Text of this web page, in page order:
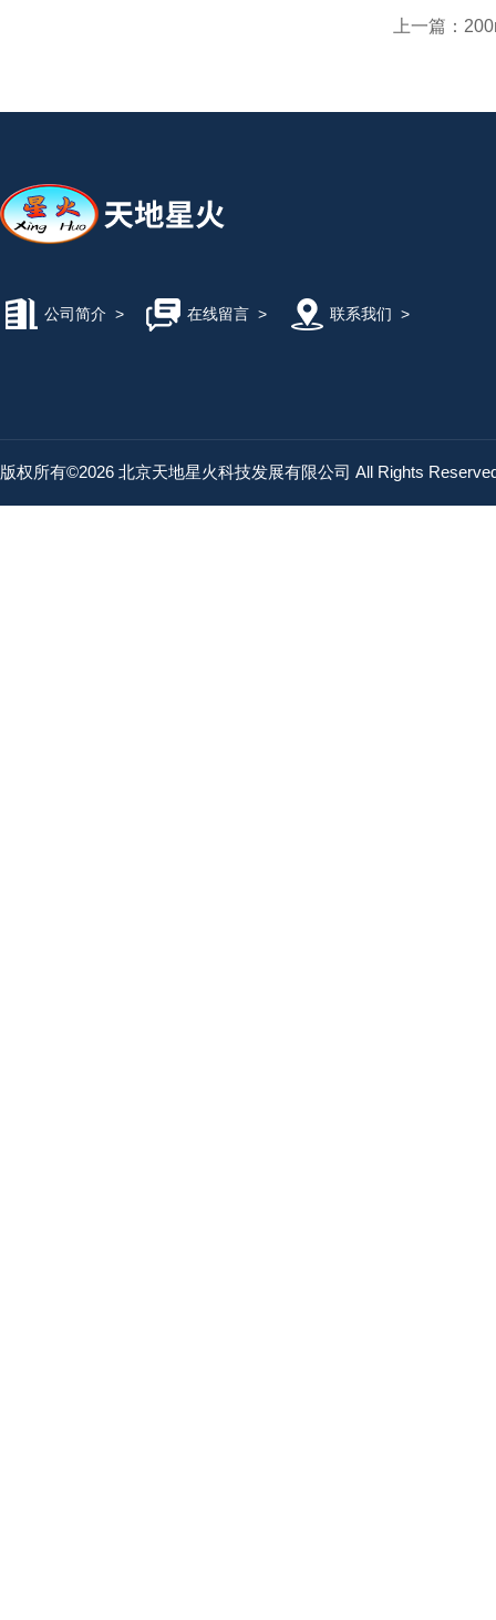
上一篇：
公司简介 > 在线留言> 联系我们 >
版权所有©2026 北京天地星火科技发展有限公司 All Rights